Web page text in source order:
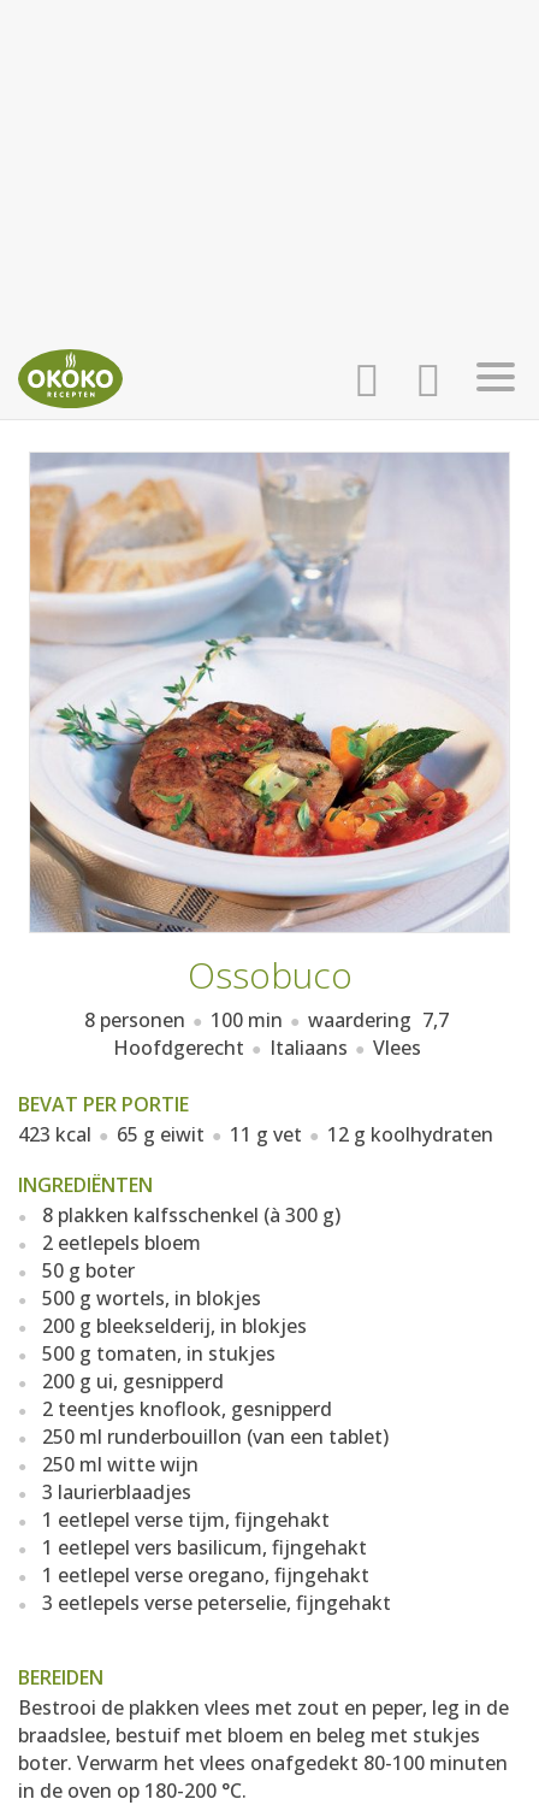
INLOGGEN
AANMELDEN
HOME
RECEPTEN
WEEKMENU'S
KOOKBOEKEN
Ossobuco
8 personen 100 min waardering 7,7
Hoofdgerecht
Italiaans Vlees
BEVAT PER PORTIE
423 kcal
65 g eiwit 11 g vet
12 g koolhydraten
INGREDIËNTEN
8 plakken kalfsschenkel (à 300 g)
2 eetlepels bloem
50 g boter
500 g wortels, in blokjes
200 g bleekselderij, in blokjes
500 g tomaten, in stukjes
200 g ui, gesnipperd
2 teentjes knoflook, gesnipperd
250 ml runderbouillon (van een tablet)
250 ml witte wijn
3 laurierblaadjes
1 eetlepel verse tijm, fijngehakt
1 eetlepel vers basilicum, fijngehakt
1 eetlepel verse oregano, fijngehakt
3 eetlepels verse peterselie, fijngehakt
BEREIDEN
Bestrooi de plakken vlees met zout en peper, leg in de
braadslee, bestuif met bloem en beleg met stukjes
boter. Verwarm het vlees onafgedekt 80-100 minuten
in de oven op 180-200 °C.